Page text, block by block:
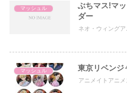
マッシュル
ぶちマス!マ
ダー
ネオ・ウィング
マッシュル 東京リベンジ
アニメイトアニ